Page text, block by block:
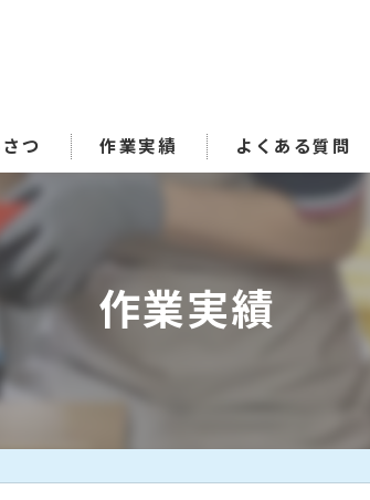
つ 作業実績 よくある質問
作業実績